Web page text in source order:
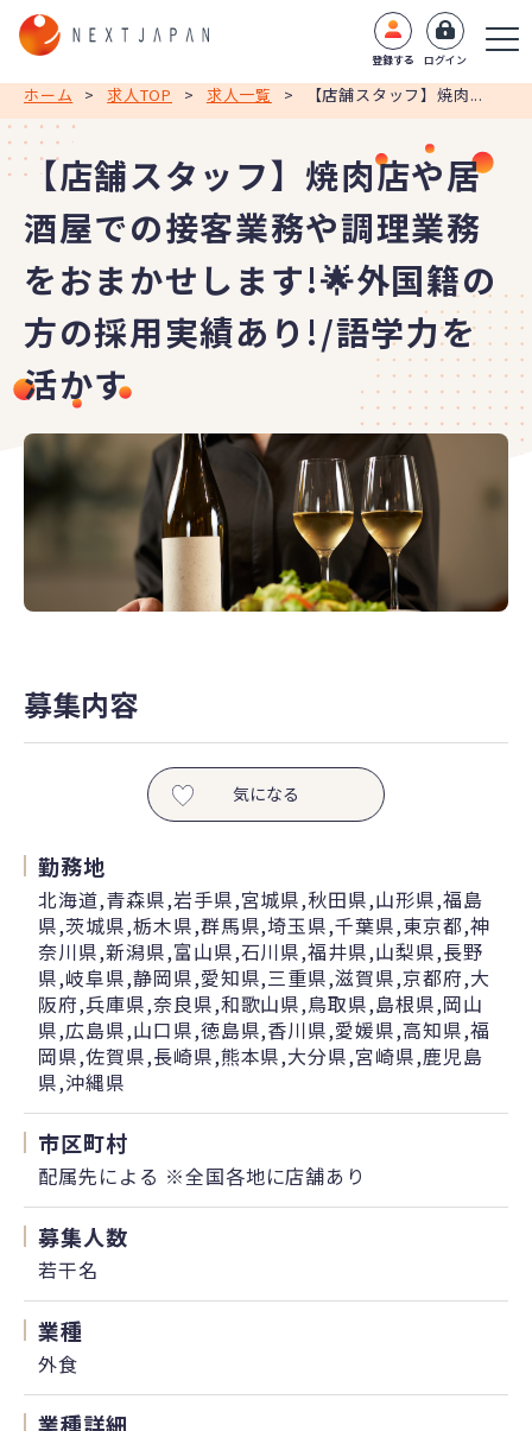
登録する ログイン
ホーム > 求人TOP > 求人一覧 > 【店舗スタッフ】焼肉...
【店舗スタッフ】焼肉店や居
酒屋での接客業務や調理業務
をおまかせします!🌟外国籍の
方の採用実績あり!/語学力を
活かす
募集内容
気になる
勤務地
北海道,青森県,岩手県,宮城県,秋田県,山形県,福島
県,茨城県,栃木県,群馬県,埼玉県,千葉県,東京都,神
奈川県,新潟県,富山県,石川県,福井県,山梨県,長野
県,岐阜県,静岡県,愛知県,三重県,滋賀県,京都府,大
阪府,兵庫県,奈良県,和歌山県,鳥取県,島根県,岡山
県,広島県,山口県,徳島県,香川県,愛媛県,高知県,福
岡県,佐賀県,長崎県,熊本県,大分県,宮崎県,鹿児島
県,沖縄県
市区町村
配属先による ※全国各地に店舗あり
募集人数
若干名
業種
外食
業種詳細